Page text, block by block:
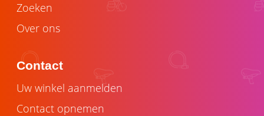
Zoeken
Over ons
Contact
Uw winkel aanmelden
Contact opnemen